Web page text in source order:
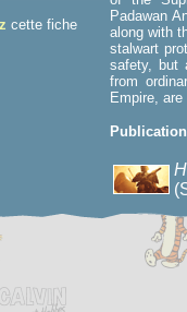
cette fiche
Padawan
along with
stalwart
safety, but
from
Empire,